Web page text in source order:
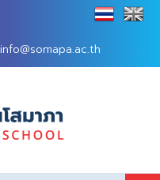
info@somapa.ac.th